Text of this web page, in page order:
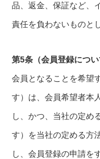
品、返金、保証など、
責任を負わないものと
第5条（会員登録につい
会員となることを希望
す）は、会員希望者本
し、かつ、当社の定め
す）を当社の定める方
し、会員登録の申請を